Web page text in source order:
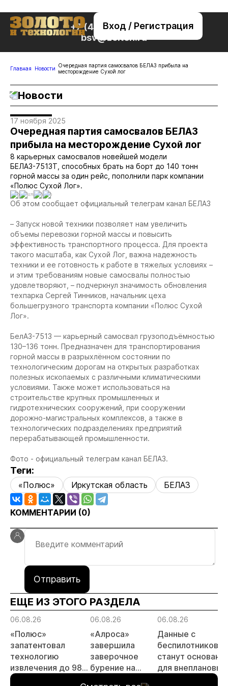
Вход / Регистрация
+7 (495) 221-76-32
bsv@zolteh.ru
Главная Новости Очередная партия самосвалов БЕЛАЗ прибыла на
месторождение Сухой лог
Новости
17 ноября 2025
Очередная партия самосвалов БЕЛАЗ
прибыла на месторождение Сухой лог
8 карьерных самосвалов новейшей модели
БЕЛАЗ-7513Т, способных брать на борт до 140 тонн
горной массы за один рейс, пополнили парк компании
«Полюс Сухой Лог».
0 1071 0 0
Об этом сообщает официальный телеграм канал БЕЛАЗ
– Запуск новой техники позволяет нам увеличить
объемы перевозки горной массы и повысить
эффективность транспортного процесса. Для проекта
такого масштаба, как Сухой Лог, важна надежность
техники и ее готовность к работе в тяжелых условиях –
и этим требованиям новые самосвалы полностью
удовлетворяют, – подчеркнул значимость обновления
техпарка Сергей Тинников, начальник цеха
большегрузного транспорта компании «Полюс Сухой
Лог».
БелАЗ-7513 — карьерный самосвал грузоподъёмностью
130–136 тонн. Предназначен для транспортирования
горной массы в разрыхлённом состоянии по
технологическим дорогам на открытых разработках
полезных ископаемых с различными климатическими
условиями. Также может использоваться на
строительстве крупных промышленных и
гидротехнических сооружений, при сооружении
дорожно-магистральных комплексов, а также в
технологических подразделениях предприятий
перерабатывающей промышленности.
Фото - официальный телеграм канал БЕЛАЗ.
Теги:
«Полюс» Иркутская область БЕЛАЗ
КОММЕНТАРИИ (0)
Отправить
ЕЩЕ ИЗ ЭТОГО РАЗДЕЛА
06.08.26
«Полюс»
запатентовал
технологию
извлечения до 98%
золота из
06.08.26
«Алроса»
завершила
заверочное
бурение на
06.08.26
Данные с
беспилотников
станут
для внеплановых